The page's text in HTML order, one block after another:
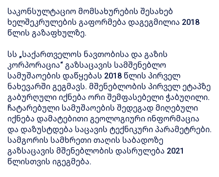
საკონსულტაციო მომსახურების შესახებ
ხელშეკრულების გაფორმება დაგეგმილია 2018
წლის გაზაფხულზე.
სს „საქართველოს ნავთობისა და გაზის
კორპორაცია“ გაზსაცავის სამშენებლო
სამუშაოების დაწყებას 2018 წლის პირველ
ნახევარში გეგმავს. მშენებლობის პირველ ეტაპზე
გაბურღული იქნება ორი შემფასებელი ჭაბუღილი.
ჩატარებული სამუშაოების შედეგად მიღებული
იქნება დამატებითი გეოლოგიური ინფორმაცია
და დაზუსტდება საცავის ტექნიკური პარამეტრები.
სამგორის სამხრეთი თაღის საბადოზე
გაზსაცავის მშენებლობის დასრულება 2021
წლისთვის იგეგმება.